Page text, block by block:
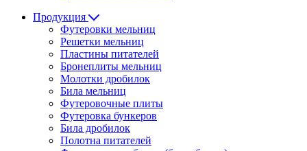
Продукция
Футеровки мельниц
Решетки мельниц
Пластины питателей
Бронеплиты мельниц
Молотки дробилок
Била мельниц
Футеровочные плиты
Футеровка бункеров
Била дробилок
Полотна питателей